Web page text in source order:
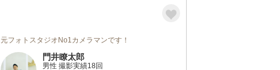
元フォトスタジオNo1カメラマンです！
門井瞭太郎
男性 撮影実績18回